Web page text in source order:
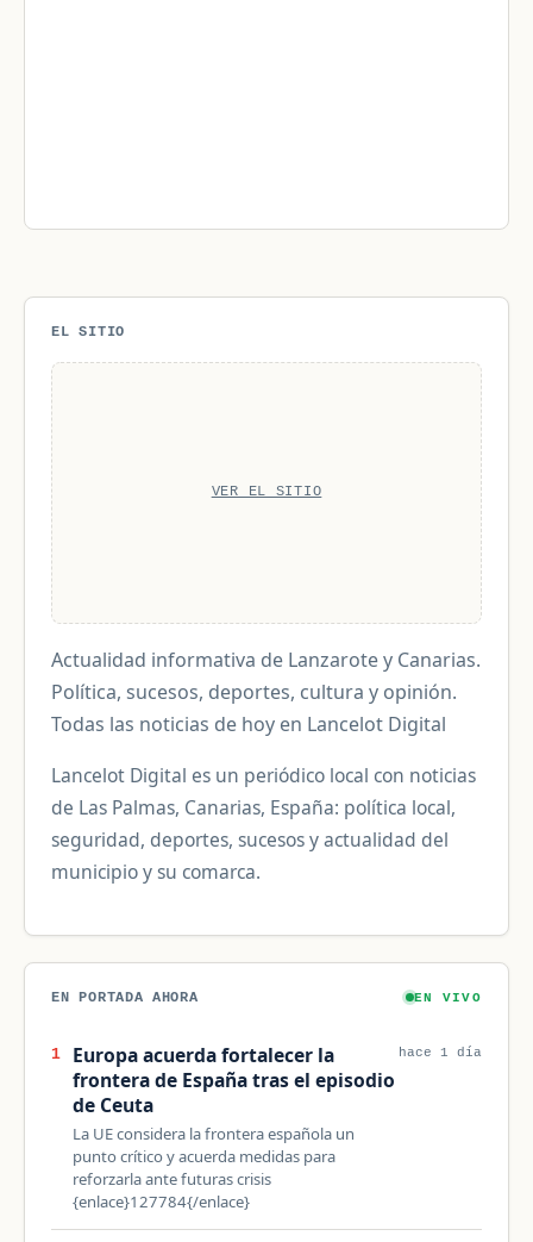
EL SITIO
VER EL SITIO
Actualidad informativa de Lanzarote y Canarias.
Política, sucesos, deportes, cultura y opinión.
Todas las noticias de hoy en Lancelot Digital
Lancelot Digital es un periódico local con noticias
de Las Palmas, Canarias, España: política local,
seguridad, deportes, sucesos y actualidad del
municipio y su comarca.
EN PORTADA AHORA EN VIVO
1
Europa acuerda fortalecer la
frontera de España tras el episodio
de Ceuta
La UE considera la frontera española un
punto crítico y acuerda medidas para
reforzarla ante futuras crisis
{enlace}127784{/enlace}
hace 1 día